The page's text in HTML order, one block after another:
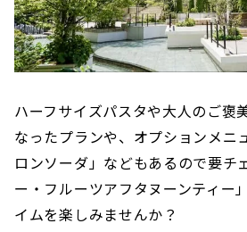
ハーフサイズパスタや大人のご褒
なったプランや、オプションメニ
ロンソーダ」などもあるので要チ
ー・フルーツアフタヌーンティー
イムを楽しみませんか？